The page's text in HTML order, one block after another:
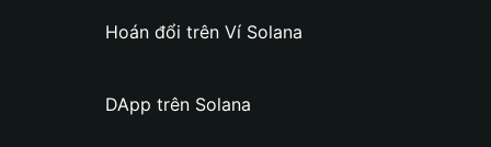
Hoán đổi trên Ví Solana
DApp trên Solana